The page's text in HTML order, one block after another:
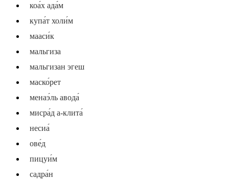
коа́х ада́м
купа́т холи́м
мааси́к
мальгиза
мальгизан эгеш
маско́рет
менаэ́ль авода́
мисра́д а-клита́
несиа́
ове́д
пицуи́м
садра́н